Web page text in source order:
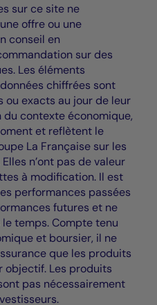
sur ce site ne
offre ou une
conseil en
sur des
Les éléments
chiffrées sont
ou exacts au jour de leur
contexte économique,
et reflètent le
La Française sur les
n’ont pas de valeur
à modification. Il est
performances passées
futures et ne
temps. Compte tenu
et boursier, il ne
que les produits
Les produits
pas nécessairement